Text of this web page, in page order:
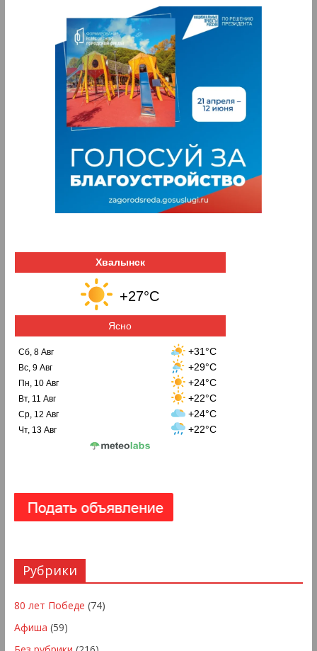
Хвалынск
+27°C
Ясно
Сб, 8 Авг +31°C
Вс, 9 Авг +29°C
Пн, 10 Авг +24°C
Вт, 11 Авг +22°C
Ср, 12 Авг +24°C
Чт, 13 Авг +22°C
Рубрики
80 лет Победе (74)
Афиша (59)